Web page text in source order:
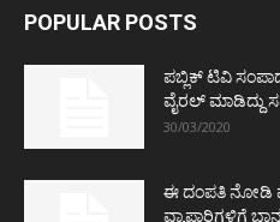
POPULAR POSTS
ಪಬ್ಲಿಕ್ ಟಿವಿ
ವೈರಲ್ ಮಾಡಿದ್ದು
30/03/2020
ಈ ದಂಪತಿ ನೋಡಿ
ವ್ಯಾಪಾರಿಗಳಿಗೆ